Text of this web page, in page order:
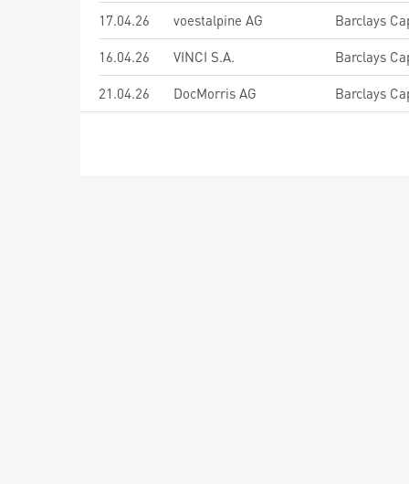
17.04.26
voestalpine AG
Barclays
16.04.26
VINCI S.A.
Barclays
21.04.26
DocMorris AG Barclays